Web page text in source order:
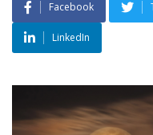
Facebook
LinkedIn